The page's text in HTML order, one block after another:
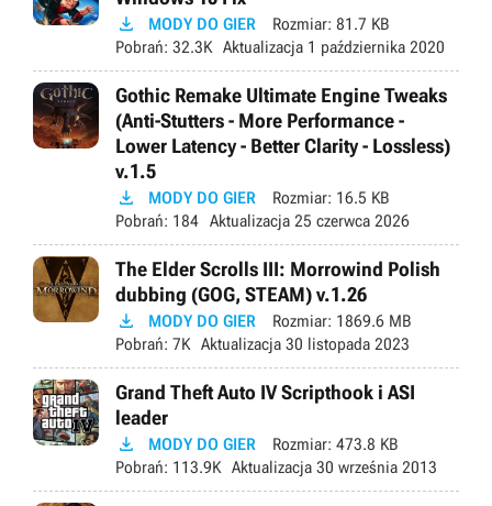
 MODY DO GIER Rozmiar: 81.7 KB
Pobrań: 32.3K Aktualizacja 1 października 2020
Gothic Remake Ultimate Engine Tweaks
(Anti-Stutters - More Performance -
Lower Latency - Better Clarity - Lossless)
v.1.5
 MODY DO GIER Rozmiar: 16.5 KB
Pobrań: 184 Aktualizacja 25 czerwca 2026
The Elder Scrolls III: Morrowind Polish
dubbing (GOG, STEAM) v.1.26
 MODY DO GIER Rozmiar: 1869.6 MB
Pobrań: 7K Aktualizacja 30 listopada 2023
Grand Theft Auto IV Scripthook i ASI
leader
 MODY DO GIER Rozmiar: 473.8 KB
Pobrań: 113.9K Aktualizacja 30 września 2013